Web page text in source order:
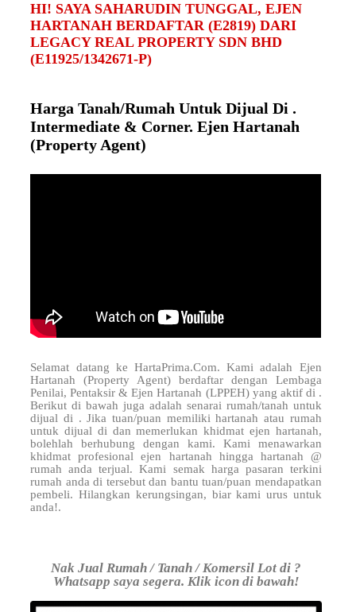
HI! SAYA SAHARUDIN TUNGGAL, EJEN
HARTANAH BERDAFTAR (E2819) DARI
LEGACY REAL PROPERTY SDN BHD
(E11925/1342671-P)
Harga Tanah/Rumah Untuk Dijual Di .
Intermediate & Corner. Ejen Hartanah
(Property Agent)
Selamat datang ke HartaPrima.Com. Kami adalah Ejen
Hartanah (Property Agent) berdaftar dengan Lembaga
Penilai, Pentaksir & Ejen Hartanah (LPPEH) yang aktif di .
Berikut di bawah juga adalah senarai rumah/tanah untuk
dijual di . Jika tuan/puan memiliki hartanah atau rumah
untuk dijual di dan memerlukan khidmat ejen hartanah,
bolehlah berhubung dengan kami. Kami menawarkan
khidmat profesional ejen hartanah hingga hartanah @
rumah anda terjual. Kami semak harga pasaran terkini
rumah anda di tersebut dan bantu tuan/puan mendapatkan
pembeli. Hilangkan kerungsingan, biar kami urus untuk
anda!.
Nak Jual Rumah / Tanah / Komersil Lot di ?
Whatsapp saya segera. Klik icon di bawah!